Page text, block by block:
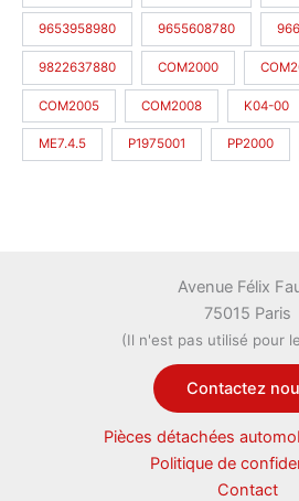
9653958980 9655608780
9822637880 COM2000
COM2005 COM2008 K04-00
ME7.4.5 P1975001 PP2000
Avenue Félix
75015 Paris
(Il n'est pas utilisé pour
Contactez
Pièces détachées
Politique de
Contact